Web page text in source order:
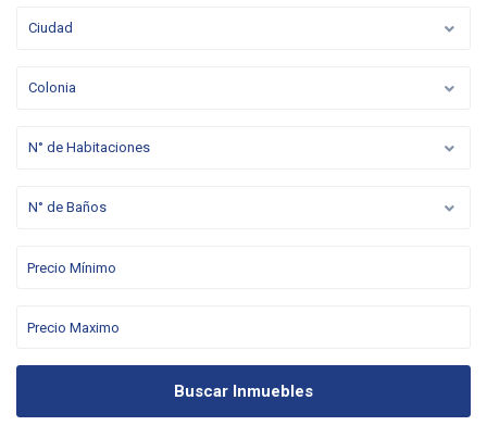
Ciudad
Colonia
N° de Habitaciones
N° de Baños
Buscar Inmuebles